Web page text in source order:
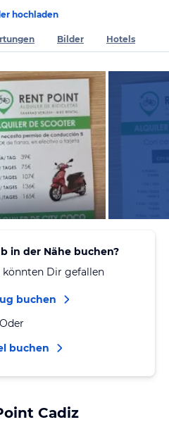
hochladen
Bilder Hotels
in der Nähe buchen?
könnten Dir gefallen
buchen
Oder
buchen
Cadiz